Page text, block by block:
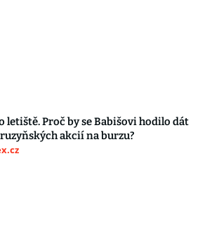
letiště. Proč by se Babišovi hodilo dát
akcií na burzu?